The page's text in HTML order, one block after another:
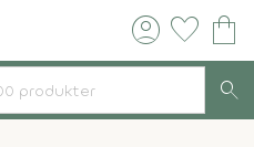
account_circle favorite shopping_bag
search